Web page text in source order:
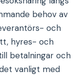
behov av
och
hyres- och
betalningar och
vanligt med